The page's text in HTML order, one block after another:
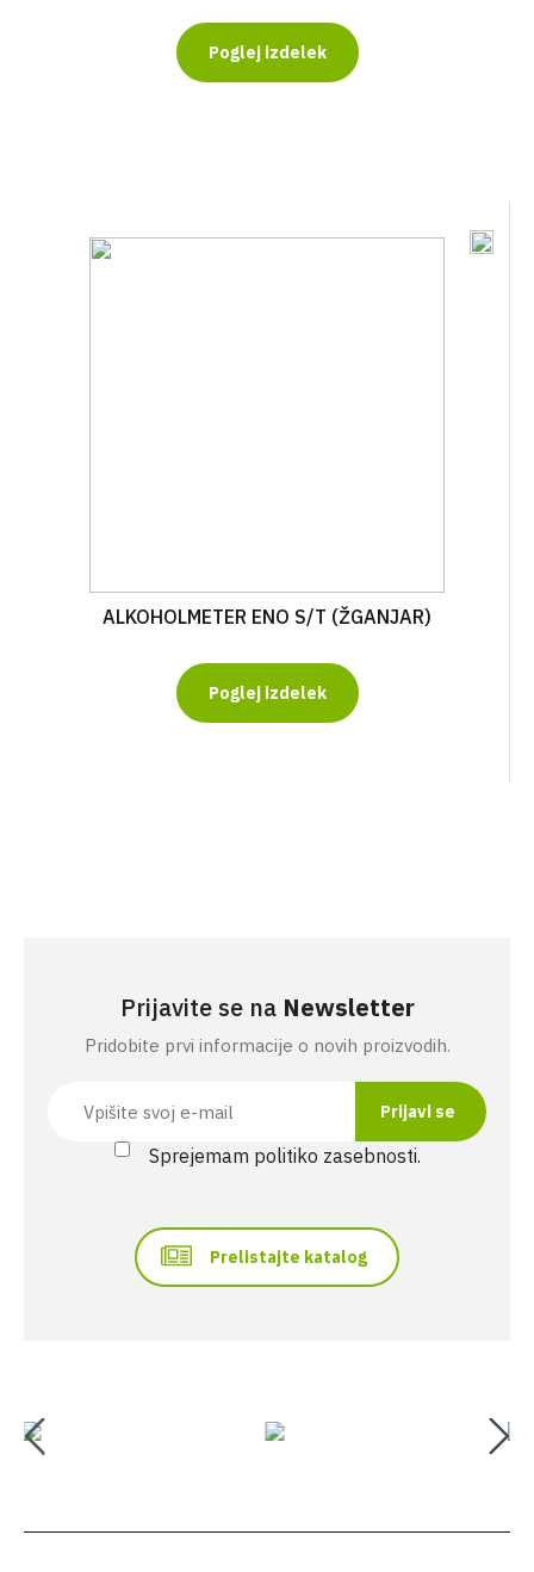
Poglej izdelek
ALKOHOLMETER ENO S/T (ŽGANJAR)
Poglej izdelek
Prijavite se na Newsletter
Pridobite prvi informacije o novih proizvodih.
Sprejemam politiko zasebnosti.
Prelistajte katalog